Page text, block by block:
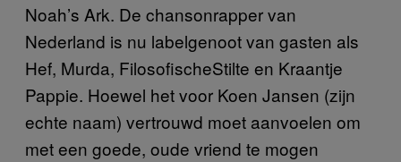
Noah’s Ark. De chansonrapper van
Nederland is nu labelgenoot van gasten als
Hef, Murda, FilosofischeStilte en Kraantje
Pappie. Hoewel het voor Koen Jansen (zijn
echte naam) vertrouwd moet aanvoelen om
met een goede, oude vriend te mogen